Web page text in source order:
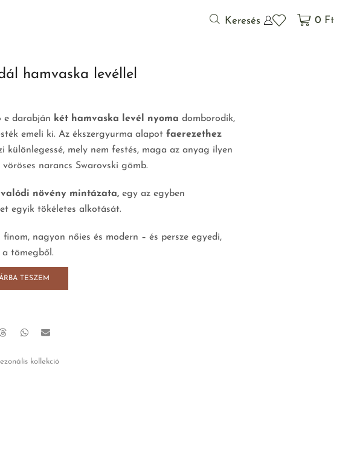
Keresés 0 Ft
hamvaska levéllel
e darabján két hamvaska levél nyoma domborodik,
emeli ki. Az ékszergyurma alapot faerezethez
különlegessé, mely nem festés, maga az anyag ilyen
narancs Swarovski gömb.
valódi növény mintázata, egy az egyben
egyik tökéletes alkotását.
nagyon nőies és modern – és persze egyedi,
a tömegből.
TESZEM
kollekció